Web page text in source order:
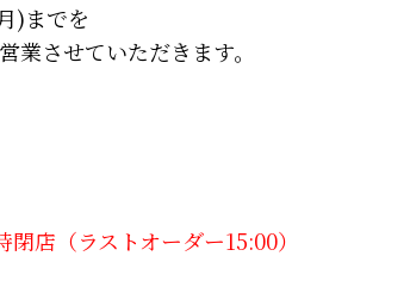
)までを
業させていただきます。
店（ラストオーダー15:00）